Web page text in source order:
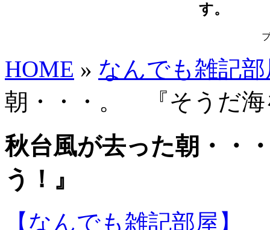
す。
HOME » なんでも雑記
朝・・・。 『そうだ海
秋台風が去った朝・・
う！』
【なんでも雑記部屋】